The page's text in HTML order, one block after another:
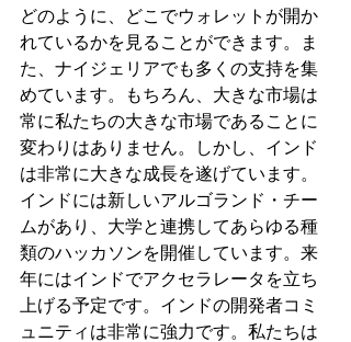
どのように、どこでウォレットが開か
れているかを見ることができます。ま
た、ナイジェリアでも多くの支持を集
めています。もちろん、大きな市場は
常に私たちの大きな市場であることに
変わりはありません。しかし、インド
は非常に大きな成長を遂げています。
インドには新しいアルゴランド・チー
ムがあり、大学と連携してあらゆる種
類のハッカソンを開催しています。来
年にはインドでアクセラレータを立ち
上げる予定です。インドの開発者コミ
ュニティは非常に強力です。私たちは